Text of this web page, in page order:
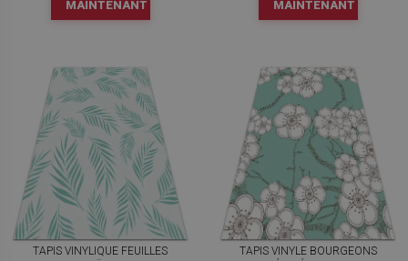
MAINTENANT
MAINTENANT
TAPIS VINYLIQUE FEUILLES
TAPIS VINYLE BOURGEONS